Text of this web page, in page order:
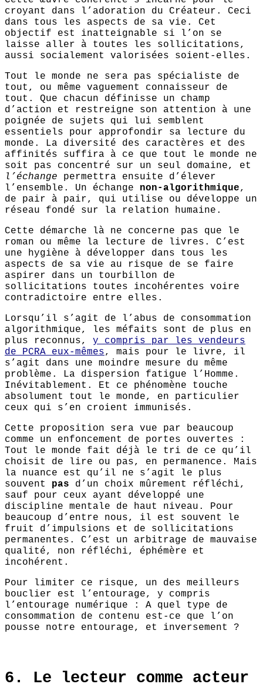
croyant dans l’adoration du Créateur. Ceci
dans tous les aspects de sa vie. Cet
objectif est inatteignable si l’on se
laisse aller à toutes les sollicitations,
aussi socialement valorisées soient-elles.
Tout le monde ne sera pas spécialiste de
tout, ou même vaguement connaisseur de
tout. Que chacun définisse un champ
d’action et restreigne son attention à une
poignée de sujets qui lui semblent
essentiels pour approfondir sa lecture du
monde. La diversité des caractères et des
affinités suffira à ce que tout le monde ne
soit pas concentré sur un seul domaine, et
l’échange permettra ensuite d’élever
l’ensemble. Un échange non-algorithmique,
de pair à pair, qui utilise ou développe un
réseau fondé sur la relation humaine.
Cette démarche là ne concerne pas que le
roman ou même la lecture de livres. C’est
une hygiène à développer dans tous les
aspects de sa vie au risque de se faire
aspirer dans un tourbillon de
sollicitations toutes incohérentes voire
contradictoire entre elles.
Lorsqu’il s’agit de l’abus de consommation
algorithmique, les méfaits sont de plus en
plus reconnus, y compris par les vendeurs
de PCRA eux-mêmes, mais pour le livre, il
s’agit dans une moindre mesure du même
problème. La dispersion fatigue l’Homme.
Inévitablement. Et ce phénomène touche
absolument tout le monde, en particulier
ceux qui s’en croient immunisés.
Cette proposition sera vue par beaucoup
comme un enfoncement de portes ouvertes :
Tout le monde fait déjà le tri de ce qu’il
choisit de lire ou pas, en permanence. Mais
la nuance est qu’il ne s’agit le plus
souvent pas d’un choix mûrement réfléchi,
sauf pour ceux ayant développé une
discipline mentale de haut niveau. Pour
beaucoup d’entre nous, il est souvent le
fruit d’impulsions et de sollicitations
permanentes. C’est un arbitrage de mauvaise
qualité, non réfléchi, éphémère et
incohérent.
Pour limiter ce risque, un des meilleurs
bouclier est l’entourage, y compris
l’entourage numérique : A quel type de
consommation de contenu est-ce que l’on
pousse notre entourage, et inversement ?
6. Le lecteur comme acteur